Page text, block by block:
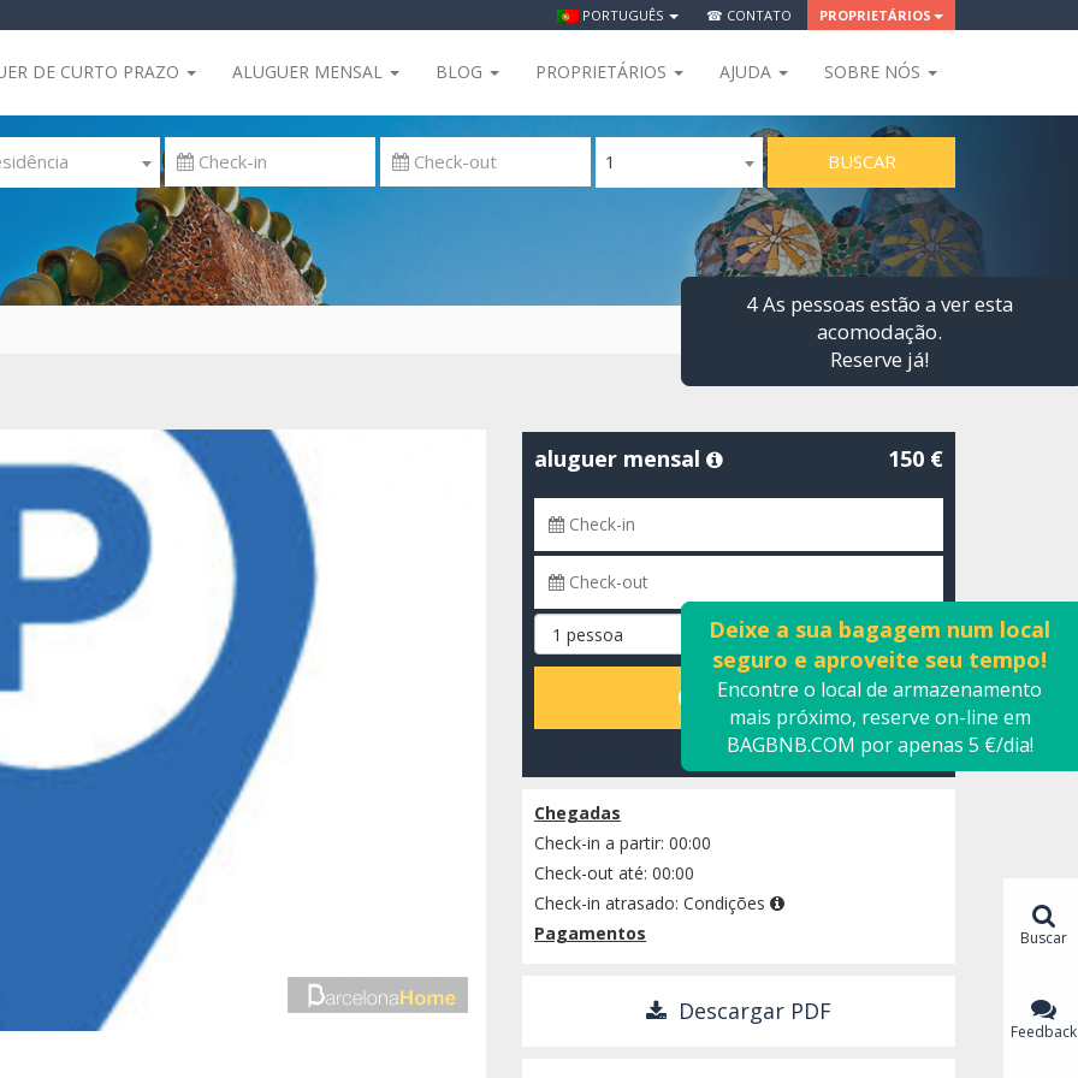
PORTUGUÊS ☎ CONTATO PROPRIETÁRIOS
DE CURTO PRAZO ALUGUER MENSAL BLOG PROPRIETÁRIOS AJUDA SOBRE NÓS
1 BUSCAR
aluguer mensal 150 €
CALCULAR
Confirmar disponibilidade
Chegadas
Check-in a partir: 00:00
Check-out até: 00:00
Check-in atrasado: Condições
Pagamentos
Descargar PDF
4 As pessoas estão a ver esta
acomodação.
Reserve já!
Deixe a sua bagagem num local
seguro e aproveite seu tempo!
Encontre o local de armazenamento
mais próximo, reserve on-line em
BAGBNB.COM por apenas 5 €/dia!
Buscar
Feedback